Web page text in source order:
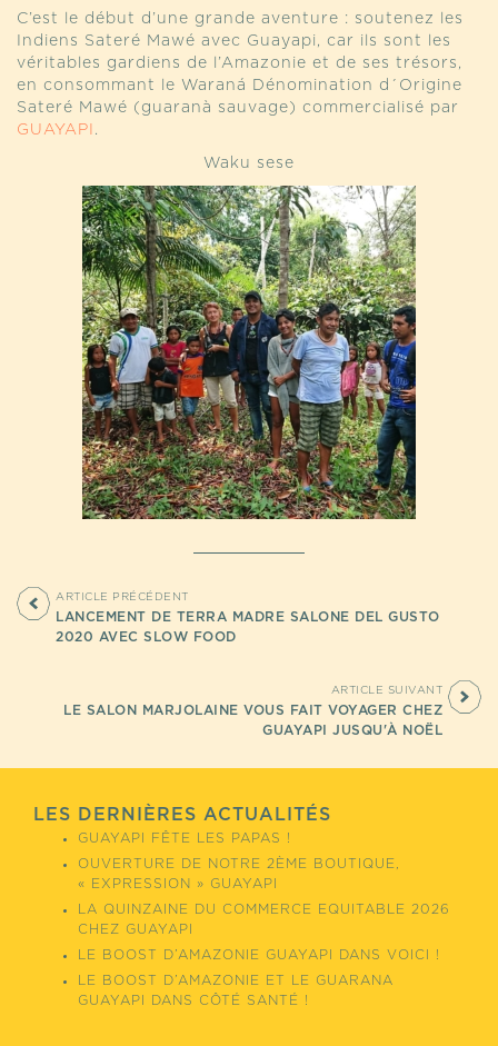
C’est le début d’une grande aventure : soutenez les
Indiens Sateré Mawé avec Guayapi, car ils sont les
véritables gardiens de l’Amazonie et de ses trésors,
en consommant le Waraná Dénomination d´Origine
Sateré Mawé (guaranà sauvage) commercialisé par
GUAYAPI .
Waku sese
ARTICLE PRÉCÉDENT
LANCEMENT DE TERRA MADRE SALONE DEL GUSTO
2020 AVEC SLOW FOOD
ARTICLE SUIVANT
LE SALON MARJOLAINE VOUS FAIT VOYAGER CHEZ
GUAYAPI JUSQU'À NOËL
LES DERNIÈRES ACTUALITÉS
GUAYAPI FÊTE LES PAPAS !
OUVERTURE DE NOTRE 2ÈME BOUTIQUE,
« EXPRESSION » GUAYAPI
LA QUINZAINE DU COMMERCE EQUITABLE 2026
CHEZ GUAYAPI
LE BOOST D’AMAZONIE GUAYAPI DANS VOICI !
LE BOOST D’AMAZONIE ET LE GUARANA
GUAYAPI DANS CÔTÉ SANTÉ !